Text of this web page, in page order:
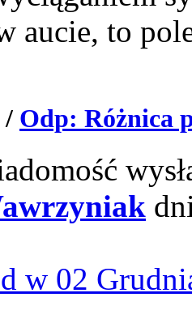
aucie, to
/ Odp: Różnica
w 02